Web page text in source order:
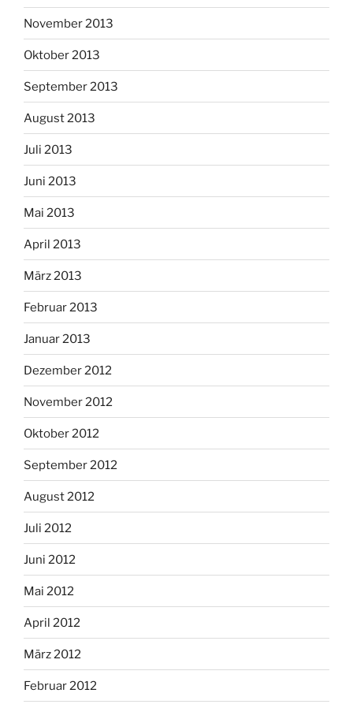
November 2013
Oktober 2013
September 2013
August 2013
Juli 2013
Juni 2013
Mai 2013
April 2013
März 2013
Februar 2013
Januar 2013
Dezember 2012
November 2012
Oktober 2012
September 2012
August 2012
Juli 2012
Juni 2012
Mai 2012
April 2012
März 2012
Februar 2012